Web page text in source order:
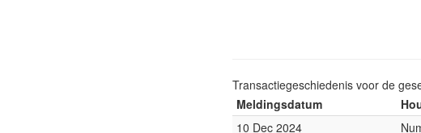
Transactiegeschiedenis voor de
Meldingsdatum
10 Dec 2024